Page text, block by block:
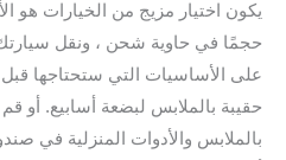
يكون اختيار مزيج من الخيارات هو
حجمًا في حاوية شحن ، ونقل سيارتك
على الأساسيات التي ستحتاجها
حقيبة بالملابس لبضعة أسابيع. أو قم
بالملابس والأدوات المنزلية في